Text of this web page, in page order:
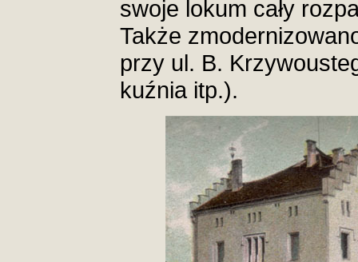
swoje lokum cały
Także
przy ul. B.
kuźnia itp.).